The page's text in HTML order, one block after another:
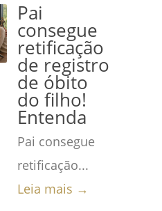
Pai
consegue
retificação
de registro
de óbito
do filho!
Entenda
Pai consegue
retificação...
Leia mais →